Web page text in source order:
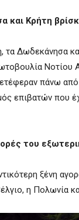
και Κρήτη
τα Δωδεκάνησα
Νοτίου
πάνω από
επιβατών που
του
ξένη
η Πολωνία